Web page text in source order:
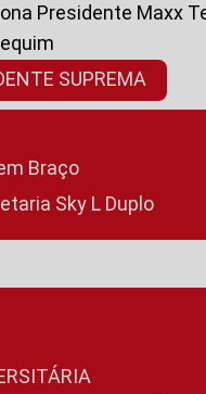
Presidente Maxx
SUPREMA
Braço
Sky L Duplo